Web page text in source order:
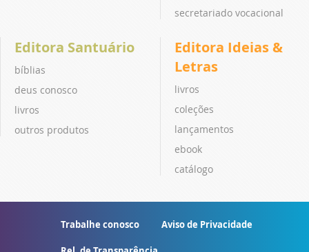
secretariado vocacional
Editora Santuário
bíblias
deus conosco
livros
outros produtos
Editora Ideias &
Letras
livros
coleções
lançamentos
ebook
catálogo
Trabalhe conosco Aviso de Privacidade